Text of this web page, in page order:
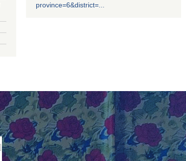
province=6&district=...